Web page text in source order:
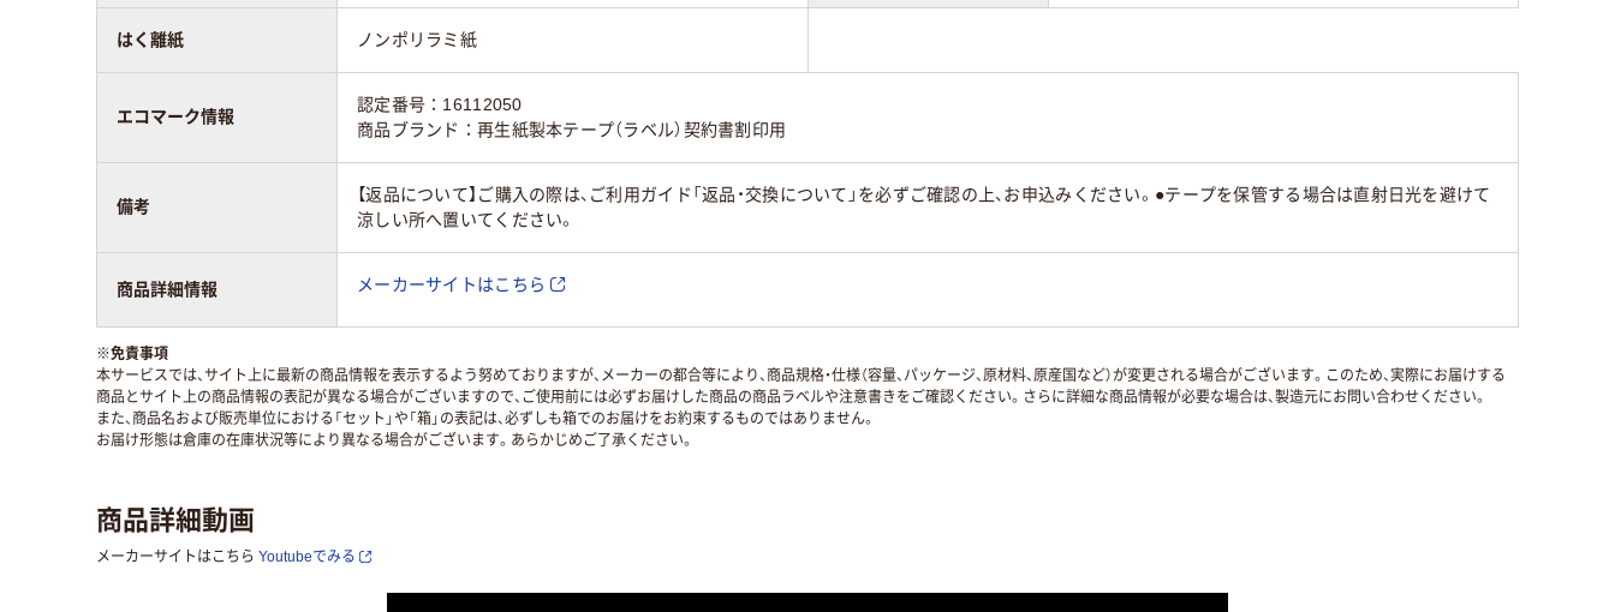
はく離紙 ノンポリラミ紙
エコマーク情報
認定番号：16112050
商品ブランド：再生紙製本テープ（ラベル）契約書割印用
備考
【返品について】ご購入の際は、ご利用ガイド「返品・交換について」を必ずご確認の上、お申込みください。●テープを保管する場合は直射日光を避けて
涼しい所へ置いてください。
商品詳細情報 メーカーサイトはこちら
※免責事項
本サービスでは、サイト上に最新の商品情報を表示するよう努めておりますが、メーカーの都合等により、商品規格・仕様（容量、パッケージ、原材料、原産国など）が変更される場合がございます。このため、実際にお届けする
商品とサイト上の商品情報の表記が異なる場合がございますので、ご使用前には必ずお届けした商品の商品ラベルや注意書きをご確認ください。さらに詳細な商品情報が必要な場合は、製造元にお問い合わせください。
また、商品名および販売単位における「セット」や「箱」の表記は、必ずしも箱でのお届けをお約束するものではありません。
お届け形態は倉庫の在庫状況等により異なる場合がございます。あらかじめご了承ください。
商品詳細動画
メーカーサイトはこちら Youtubeでみる